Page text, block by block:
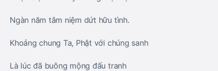
Ngàn năm tâm niệm dứt hữu tình.
Khoảng chung Ta, Phật với chúng sanh
Là lúc đã buông mộng đấu tranh